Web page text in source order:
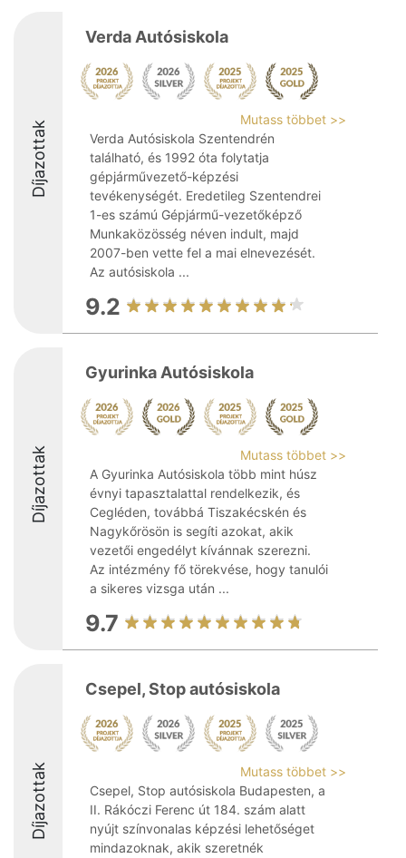
Díjazottak
Verda Autósiskola
Mutass többet >>
Verda Autósiskola Szentendrén
található, és 1992 óta folytatja
gépjárművezető-képzési
tevékenységét. Eredetileg Szentendrei
1-es számú Gépjármű-vezetőképző
Munkaközösség néven indult, majd
2007-ben vette fel a mai elnevezését.
Az autósiskola ...
9.2
Díjazottak
Gyurinka Autósiskola
Mutass többet >>
A Gyurinka Autósiskola több mint húsz
évnyi tapasztalattal rendelkezik, és
Cegléden, továbbá Tiszakécskén és
Nagykőrösön is segíti azokat, akik
vezetői engedélyt kívánnak szerezni.
Az intézmény fő törekvése, hogy tanulói
a sikeres vizsga után ...
9.7
Díjazottak
Csepel, Stop autósiskola
Mutass többet >>
Csepel, Stop autósiskola Budapesten, a
II. Rákóczi Ferenc út 184. szám alatt
nyújt színvonalas képzési lehetőséget
mindazoknak, akik szeretnék